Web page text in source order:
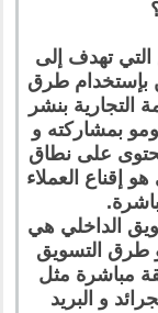
تهدف إلى
بإستخدام طرق
التجارية بنشر
بمشاركته و
على نطاق
إقناع العملاء
الداخلي هي
طرق التسويق
مباشرة مثل
و البريد